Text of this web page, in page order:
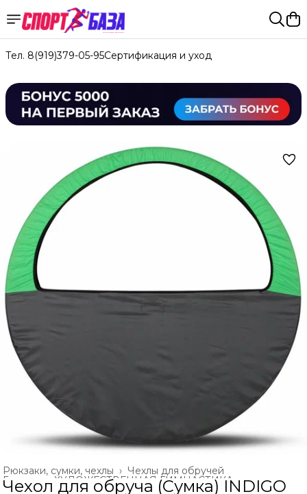
Тел. 8(919)379-05-95Сертификация и уход
Чехлы для обручей
Рюкзаки, сумки, чехлы ›
ХУДОЖЕСТВЕННАЯ ГИМНАСТИКА ›
Главная ›
Чехол для обруча (Сумка) INDIGO